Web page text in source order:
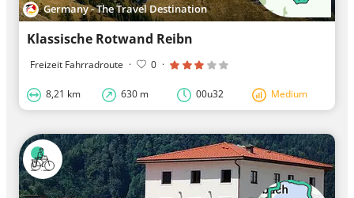
Germany - The Travel Destination
Klassische Rotwand Reibn
Freizeit Fahrradroute · 0 ·
8,21 km 630 m 00u32 Medium